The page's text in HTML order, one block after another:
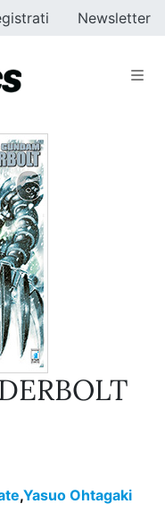
Newsletter
,Yasuo Ohtagaki